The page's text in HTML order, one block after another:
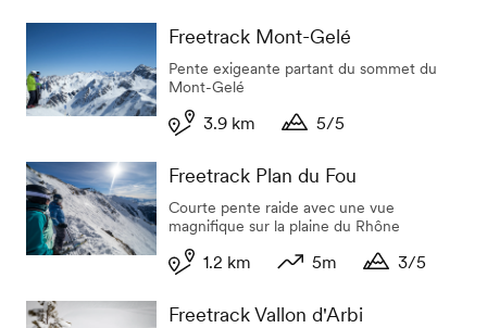
Freetrack Mont-Gelé
Pente exigeante partant du sommet du
Mont-Gelé
3.9 km
5/5
Freetrack Plan du Fou
Courte pente raide avec une vue
magnifique sur la plaine du Rhône
1.2 km
5m
3/5
Freetrack Vallon d'Arbi